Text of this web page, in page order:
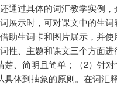
通过具体的词汇教学实例
展示时，可对课文中的生
助生词卡和图片展示，并
性、主题和课文三个方面
楚、简明且简单；（2）针
具体到抽象的原则。在词